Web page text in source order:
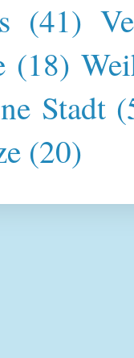
(41)
(18)
Stadt
(20)